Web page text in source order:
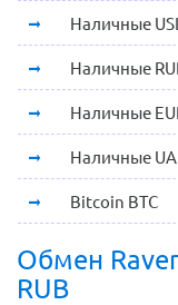
Наличные
Наличные
Наличные
Наличные
Bitcoin BTC
Обмен
RUB